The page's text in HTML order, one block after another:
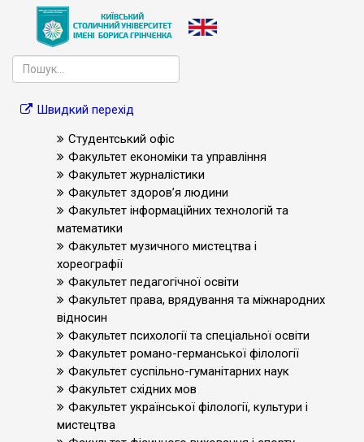
Швидкий перехід
Студентський офіс
Факультет економіки та управління
Факультет журналістики
Факультет здоров’я людини
Факультет інформаційних технологій та
математики
Факультет музичного мистецтва і
хореографії
Факультет педагогічної освіти
Факультет права, врядування та міжнародних
відносин
Факультет психології та спеціальної освіти
Факультет романо-германської філології
Факультет суспільно-гуманітарних наук
Факультет східних мов
Факультет української філології, культури і
мистецтва